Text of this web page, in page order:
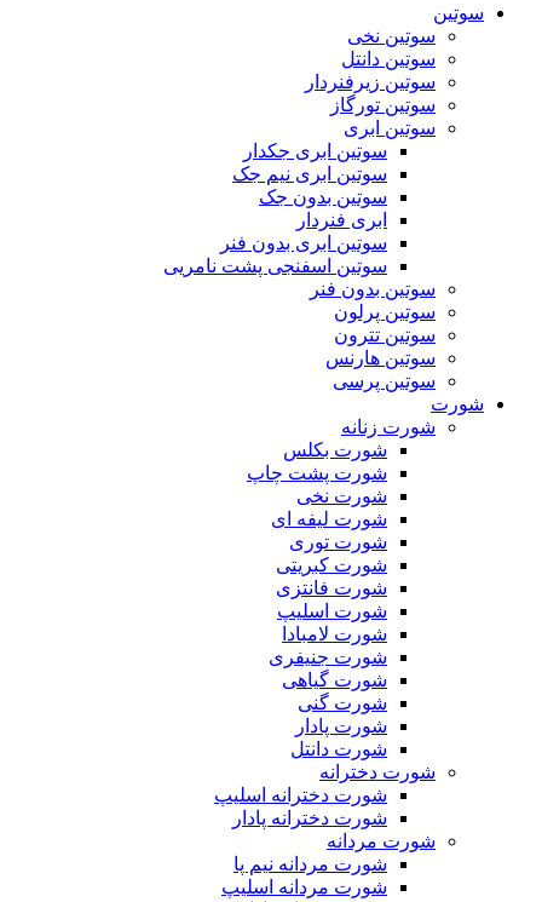
سوتین
سوتین نخی
سوتین دانتل
سوتین زیرفنردار
سوتین تورگاز
سوتین ابری
سوتین ابری جکدار
سوتین ابری نیم جک
سوتین بدون جک
ابری فنردار
سوتین ابری بدون فنر
سوتین اسفنجی پشت نامریی
سوتین بدون فنر
سوتین پرلون
سوتین تترون
سوتین هارنس
سوتین پرسی
شورت
شورت زنانه
شورت بکلس
شورت پشت چاپ
شورت نخی
شورت لیفه ای
شورت توری
شورت کبریتی
شورت فانتزی
شورت اسلیپ
شورت لامبادا
شورت جنیفری
شورت گیاهی
شورت گنی
شورت پادار
شورت دانتل
شورت دخترانه
شورت دخترانه اسلیپ
شورت دخترانه پادار
شورت مردانه
شورت مردانه نیم پا
شورت مردانه اسلیپ